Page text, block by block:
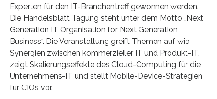
Experten für den IT-Branchentreff gewonnen werden.
Die Handelsblatt Tagung steht unter dem Motto „Next
Generation IT Organisation for Next Generation
Business“. Die Veranstaltung greift Themen auf wie
Synergien zwischen kommerzieller IT und Produkt-IT,
zeigt Skalierungseffekte des Cloud-Computing für die
Unternehmens-IT und stellt Mobile-Device-Strategien
für CIOs vor.